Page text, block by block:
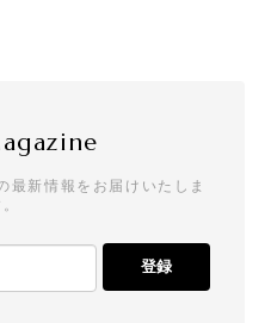
最新情報をお届けいたしま
登録